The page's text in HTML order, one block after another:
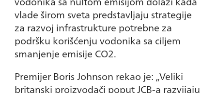
vlade širom sveta predstavljaju strategije
za razvoj infrastrukture potrebne za
podršku korišćenju vodonika sa ciljem
smanjenje emisije CO2.
Premijer Boris Johnson rekao je: „Veliki
britanski proizvođači poput JCB-a razvijaju